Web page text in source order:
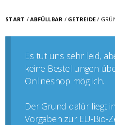
START /ABFÜLLBAR / GETREIDE /
Es tut uns sehr leid,
keine Bestellungen
Onlineshop möglich.
Der Grund dafür liegt
Vorgaben zur EU-Bio-